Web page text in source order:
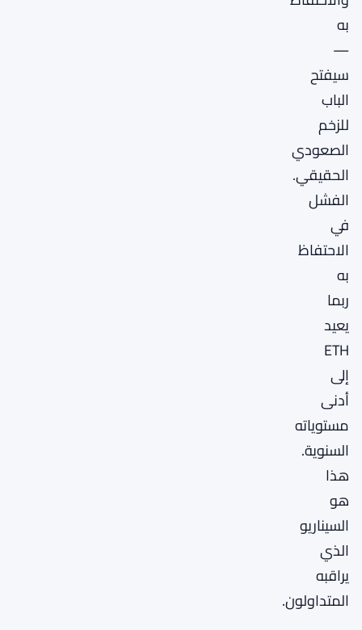
به
—
سيفتح
الباب
للزخم
الصعودي
الحقيقي.
الفشل
في
الاحتفاظ
به
ربما
يعيد
ETH
إلى
أدنى
مستوياته
السنوية.
هذا
هو
السيناريو
الذي
يراقبه
المتداولون.